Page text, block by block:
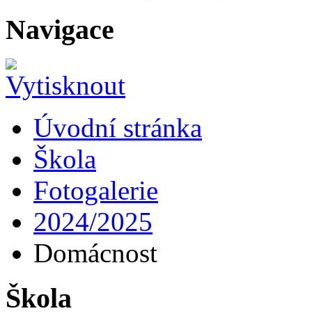
Navigace
Úvodní stránka
Škola
Fotogalerie
2024/2025
Domácnost
Škola